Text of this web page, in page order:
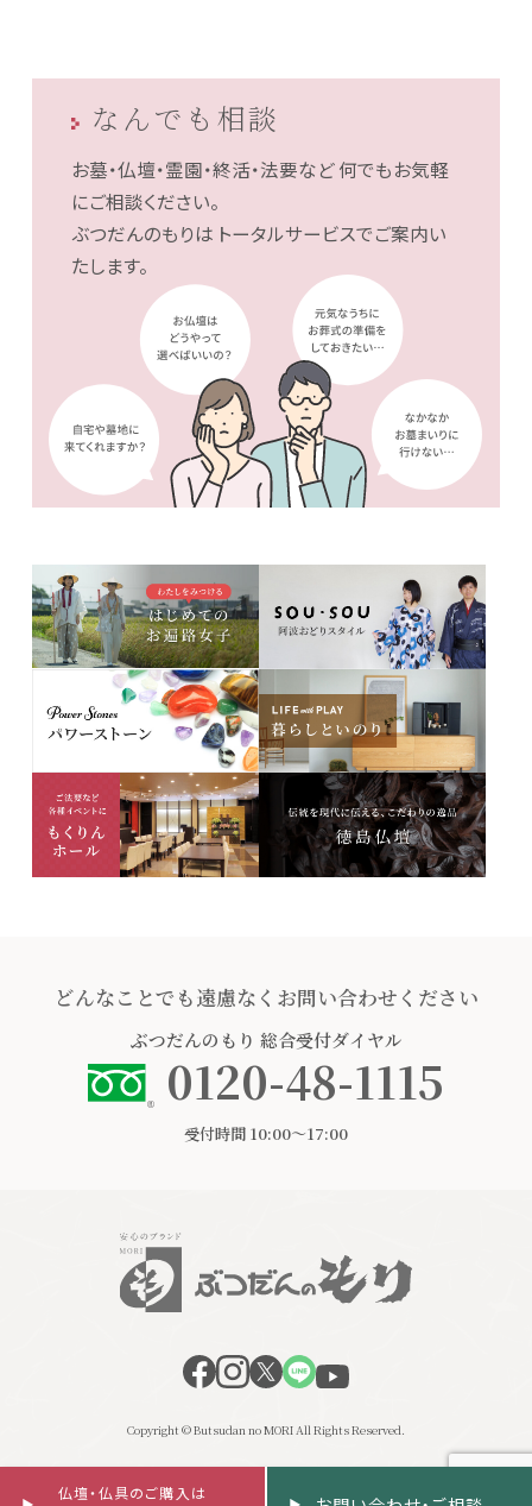
なんでも相談
お墓・仏壇・霊園・終活・法要など何でもお気軽
にご相談ください。
ぶつだんのもりは トータルサービスでご案内い
たします。
どんなことでも遠慮なくお問い合わせください
ぶつだんのもり 総合受付ダイヤル
0120-48-1115
受付時間 10:00〜17:00
Copyright © Butsudan no MORI All Rights Reserved.
仏壇・仏具のご購入は